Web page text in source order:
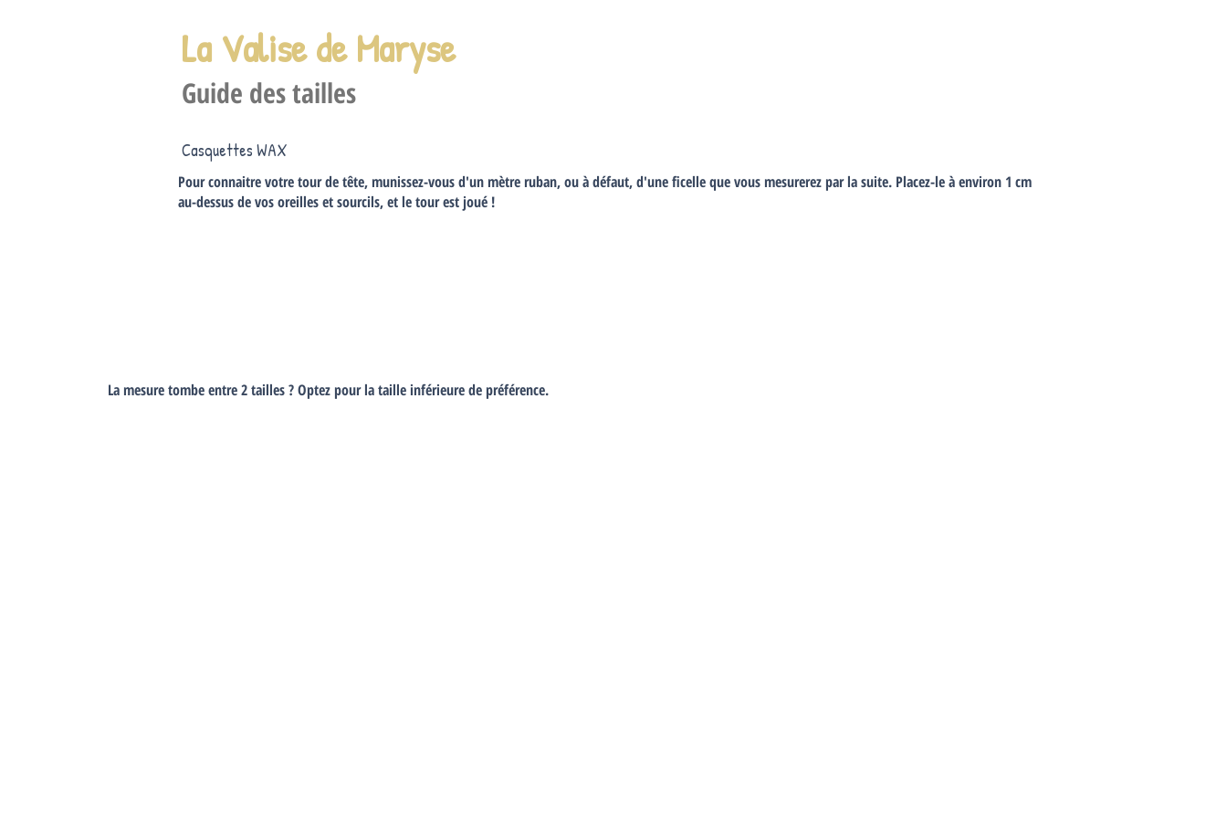
La Valise de Maryse
Guide des tailles
Casquettes WAX
Pour connaitre votre tour de tête, munissez-vous d'un mètre ruban, ou à défaut, d'une ficelle que vous mesurerez par la suite. Placez-le à environ 1 cm
au-dessus de vos oreilles et sourcils, et le tour est joué !
La mesure tombe entre 2 tailles ? Optez pour la taille inférieure de préférence.